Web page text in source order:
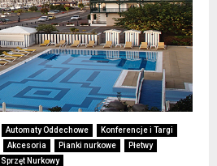
Automaty Oddechowe
Konferencje i Targi
Akcesoria Pianki nurkowe
Płetwy
Sprzęt Nurkowy